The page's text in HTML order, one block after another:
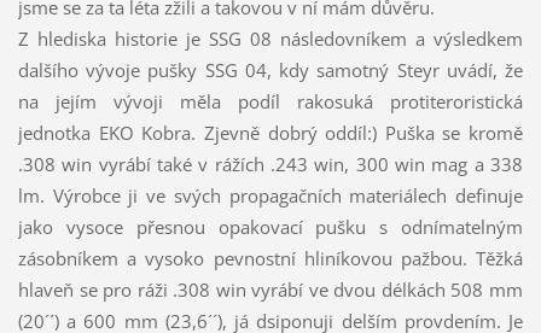
jsme se za ta léta zžili a takovou v ní mám důvěru.
Z hlediska historie je SSG 08 následovníkem a výsledkem
dalšího vývoje pušky SSG 04, kdy samotný Steyr uvádí, že
na jejím vývoji měla podíl rakosuká protiteroristická
jednotka EKO Kobra. Zjevně dobrý oddíl:) Puška se kromě
.308 win vyrábí také v rážích .243 win, 300 win mag a 338
lm. Výrobce ji ve svých propagačních materiálech definuje
jako vysoce přesnou opakovací pušku s odnímatelným
zásobníkem a vysoko pevnostní hliníkovou pažbou. Těžká
hlaveň se pro ráži .308 win vyrábí ve dvou délkách 508 mm
(20´´) a 600 mm (23,6´´), já dsiponuji delším provdením. Je